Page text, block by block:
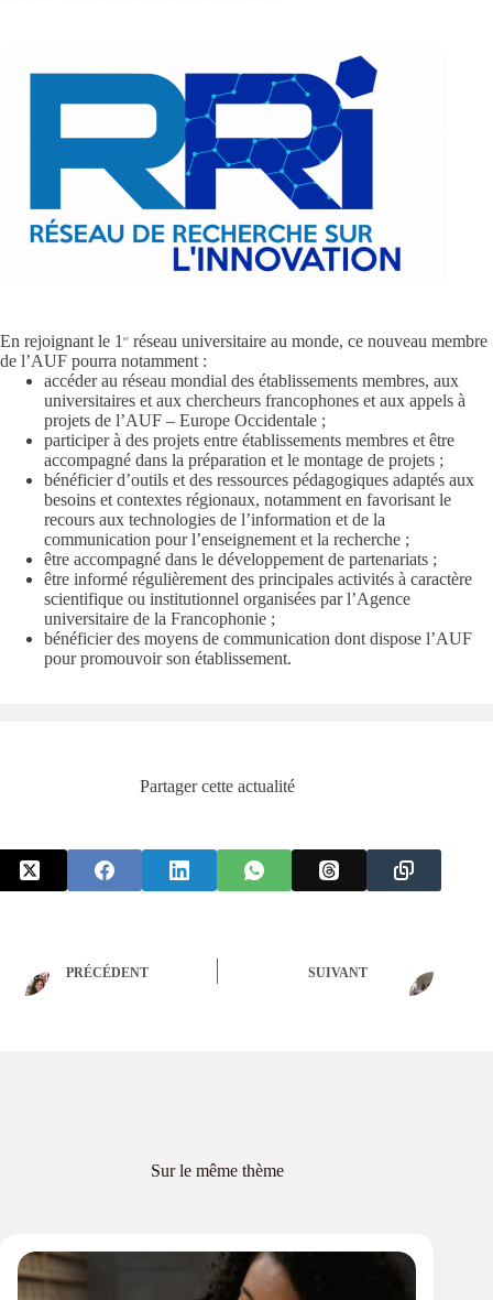
En rejoignant le 1 er réseau universitaire au monde, ce nouveau membre
de l’AUF pourra notamment :
accéder au réseau mondial des établissements membres, aux
universitaires et aux chercheurs francophones et aux appels à
projets de l’AUF – Europe Occidentale ;
participer à des projets entre établissements membres et être
accompagné dans la préparation et le montage de projets ;
bénéficier d’outils et des ressources pédagogiques adaptés aux
besoins et contextes régionaux, notamment en favorisant le
recours aux technologies de l’information et de la
communication pour l’enseignement et la recherche ;
être accompagné dans le développement de partenariats ;
être informé régulièrement des principales activités à caractère
scientifique ou institutionnel organisées par l’Agence
universitaire de la Francophonie ;
bénéficier des moyens de communication dont dispose l’AUF
pour promouvoir son établissement.
Partager cette actualité
PRÉCÉDENT SUIVANT
Sur le même thème